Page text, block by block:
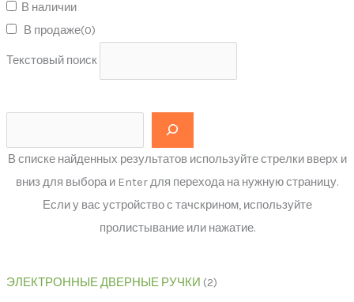
В наличии
В продаже(0)
Текстовый поиск
В списке найденных результатов используйте стрелки вверх и
вниз для выбора и Enter для перехода на нужную страницу.
Если у вас устройство с тачскрином, используйте
пролистывание или нажатие.
ЭЛЕКТРОННЫЕ ДВЕРНЫЕ РУЧКИ 2